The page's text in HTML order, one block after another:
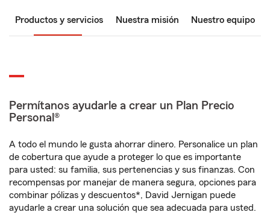
Productos y servicios Nuestra misión Nuestro equipo
Permítanos ayudarle a crear un Plan Precio
Personal®
A todo el mundo le gusta ahorrar dinero. Personalice un plan
de cobertura que ayude a proteger lo que es importante
para usted: su familia, sus pertenencias y sus finanzas. Con
recompensas por manejar de manera segura, opciones para
combinar pólizas y descuentos*, David Jernigan puede
ayudarle a crear una solución que sea adecuada para usted.